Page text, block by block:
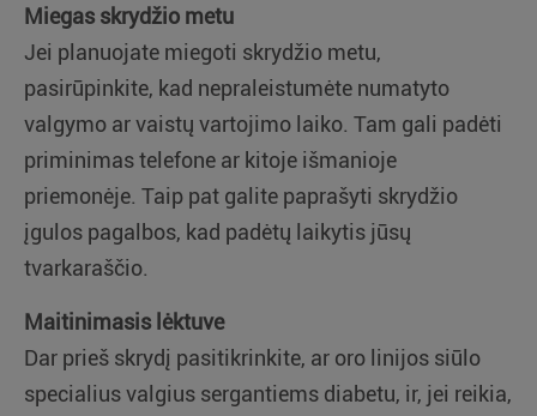
Miegas skrydžio metu
Jei planuojate miegoti skrydžio metu,
pasirūpinkite, kad nepraleistumėte numatyto
valgymo ar vaistų vartojimo laiko. Tam gali padėti
priminimas telefone ar kitoje išmanioje
priemonėje. Taip pat galite paprašyti skrydžio
įgulos pagalbos, kad padėtų laikytis jūsų
tvarkaraščio.
Maitinimasis lėktuve
Dar prieš skrydį pasitikrinkite, ar oro linijos siūlo
specialius valgius sergantiems diabetu, ir, jei reikia,